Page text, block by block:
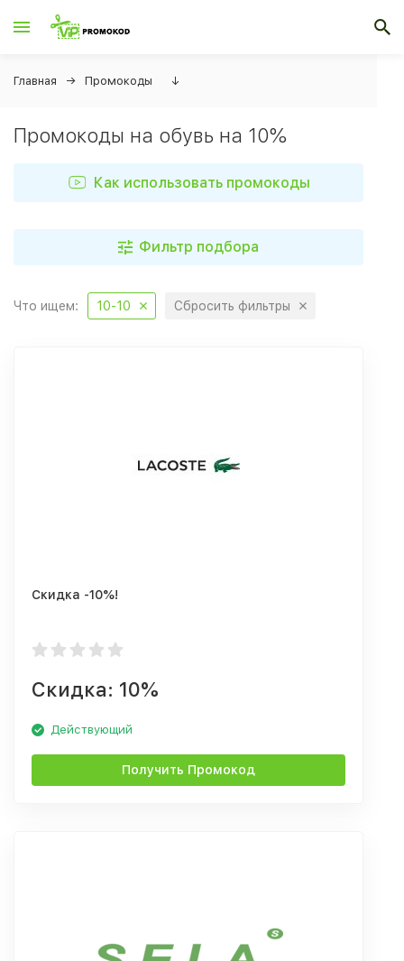
Главная Промокоды ↓
Промокоды на обувь на 10%
Как использовать промокоды
Фильтр подбора
Что ищем: 10-10 Сбросить фильтры
Скидка -10%!
Скидка: 10%
Действующий
Получить Промокод